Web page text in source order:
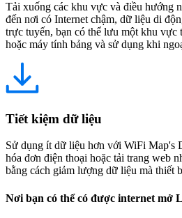
Tải xuống các khu vực và điều hướng
đến nơi có Internet chậm, dữ liệu di
trực tuyến, bạn có thể lưu một khu
hoặc máy tính bảng và sử dụng khi
Tiết kiệm dữ liệu
Sử dụng ít dữ liệu hơn với WiFi Map's
hóa đơn điện thoại hoặc tải trang web
bằng cách giảm lượng dữ liệu mà thiết
Nơi bạn có thể có được internet mở